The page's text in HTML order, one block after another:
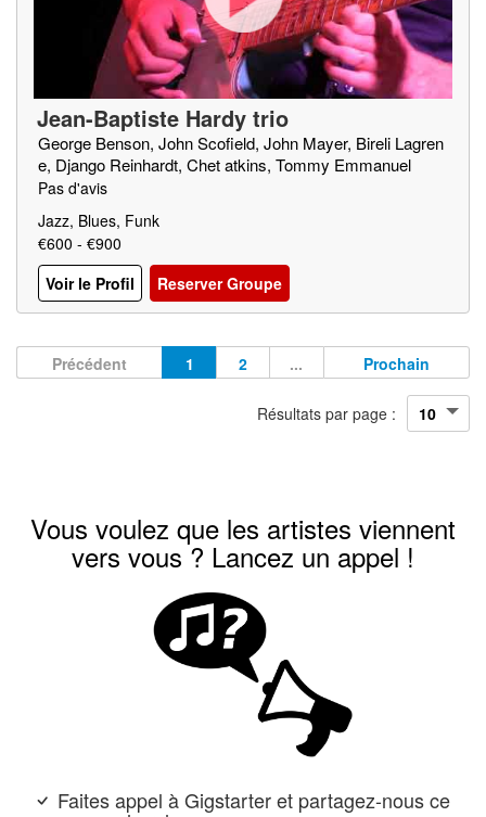
Jean-Baptiste Hardy trio
George Benson, John Scofield, John Mayer, Bireli Lagren
e, Django Reinhardt, Chet atkins, Tommy Emmanuel
Pas d'avis
Jazz, Blues, Funk
€600 - €900
Voir le Profil
Reserver Groupe
Précédent 1 2 ... Prochain
Résultats par page :
Vous voulez que les artistes viennent
vers vous ? Lancez un appel !
Faites appel à Gigstarter et partagez-nous ce